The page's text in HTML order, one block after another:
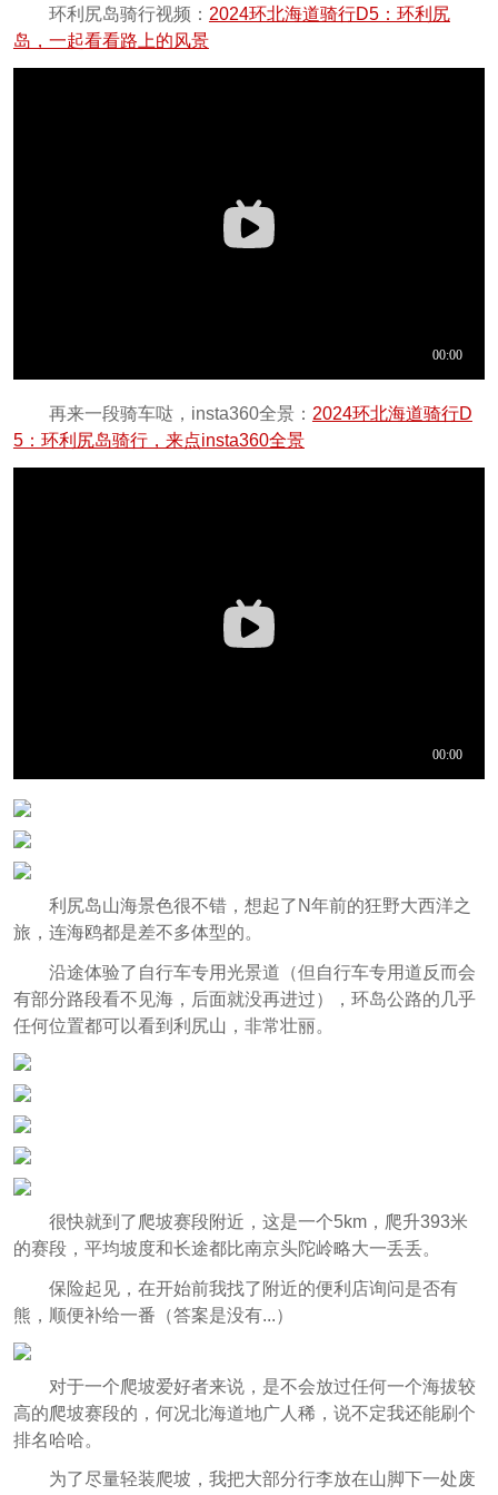
环利尻岛骑行视频： 2024环北海道骑行D5：环利尻
岛，一起看看路上的风景
再来一段骑车哒，insta360全景： 2024环北海道骑行D
5：环利尻岛骑行，来点insta360全景
利尻岛山海景色很不错，想起了N年前的狂野大西洋之
旅，连海鸥都是差不多体型的。
沿途体验了自行车专用光景道（但自行车专用道反而会
有部分路段看不见海，后面就没再进过），环岛公路的几乎
任何位置都可以看到利尻山，非常壮丽。
很快就到了爬坡赛段附近，这是一个5km，爬升393米
的赛段，平均坡度和长途都比南京头陀岭略大一丢丢。
保险起见，在开始前我找了附近的便利店询问是否有
熊，顺便补给一番（答案是没有...）
对于一个爬坡爱好者来说，是不会放过任何一个海拔较
高的爬坡赛段的，何况北海道地广人稀，说不定我还能刷个
排名哈哈。
为了尽量轻装爬坡，我把大部分行李放在山脚下一处废